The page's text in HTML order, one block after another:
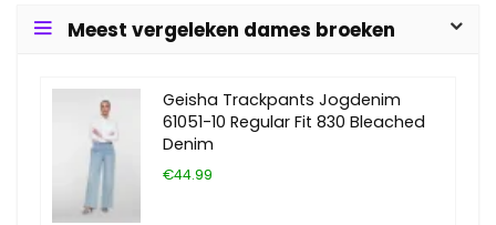
Meest vergeleken dames broeken
Geisha Trackpants Jogdenim
61051-10 Regular Fit 830 Bleached
Denim
€44.99